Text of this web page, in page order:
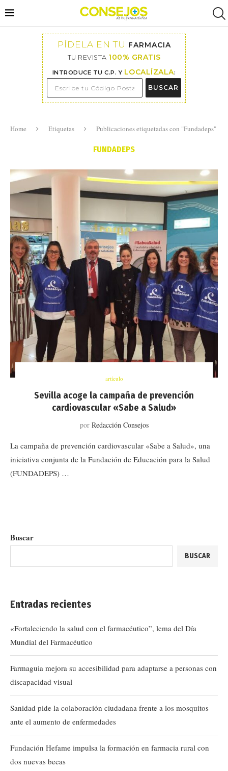
PÍDELA EN TU FARMACIA
TU REVISTA 100% GRATIS
INTRODUCE TU C.P. Y LOCALÍZALA:
BUSCAR
Home Etiquetas Publicaciones etiquetadas con "Fundadeps"
FUNDADEPS
artículo
Sevilla acoge la campaña de prevención
cardiovascular «Sabe a Salud»
por Redacción Consejos
La campaña de prevención cardiovascular «Sabe a Salud», una
iniciativa conjunta de la Fundación de Educación para la Salud
(FUNDADEPS) …
Buscar
BUSCAR
Entradas recientes
«Fortaleciendo la salud con el farmacéutico”, lema del Día
Mundial del Farmacéutico
Farmaguia mejora su accesibilidad para adaptarse a personas con
discapacidad visual
Sanidad pide la colaboración ciudadana frente a los mosquitos
ante el aumento de enfermedades
Fundación Hefame impulsa la formación en farmacia rural con
dos nuevas becas